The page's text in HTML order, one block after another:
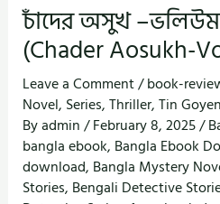
চাঁদের অসুখ –ভলিউম
(Chader Aosukh-
Leave a Comment/book-
Novel, Series,Thriller,Tin
Byadmin/February 8, 2025/
bangla ebook, Bangla Ebook
download, Bangla Mystery
Stories, Bengali Detective